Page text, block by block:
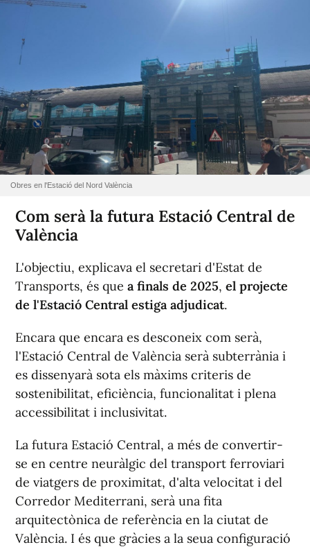
Obres en l'Estació del Nord València
Com serà la futura Estació Central de
València
L'objectiu, explicava el secretari d'Estat de
Transports, és que a finals de 2025, el projecte
de l'Estació Central estiga adjudicat.
Encara que encara es desconeix com serà,
l'Estació Central de València serà subterrània i
es dissenyarà sota els màxims criteris de
sostenibilitat, eficiència, funcionalitat i plena
accessibilitat i inclusivitat.
La futura Estació Central, a més de convertir-
se en centre neuràlgic del transport ferroviari
de viatgers de proximitat, d'alta velocitat i del
Corredor Mediterrani, serà una fita
arquitectònica de referència en la ciutat de
València. I és que gràcies a la seua configuració